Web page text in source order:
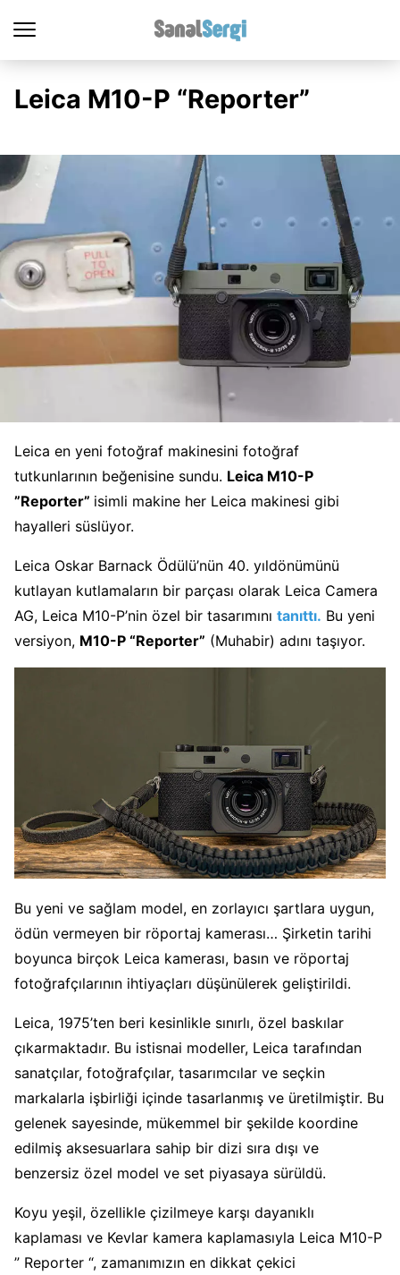
Leica M10-P “Reporter”
Leica en yeni fotoğraf makinesini fotoğraf
tutkunlarının beğenisine sundu. Leica M10-P
”Reporter” isimli makine her Leica makinesi gibi
hayalleri süslüyor.
Leica Oskar Barnack Ödülü’nün 40. yıldönümünü
kutlayan kutlamaların bir parçası olarak Leica Camera
AG, Leica M10-P’nin özel bir tasarımını tanıttı. Bu yeni
versiyon, M10-P “Reporter” (Muhabir) adını taşıyor.
Bu yeni ve sağlam model, en zorlayıcı şartlara uygun,
ödün vermeyen bir röportaj kamerası… Şirketin tarihi
boyunca birçok Leica kamerası, basın ve röportaj
fotoğrafçılarının ihtiyaçları düşünülerek geliştirildi.
Leica, 1975’ten beri kesinlikle sınırlı, özel baskılar
çıkarmaktadır. Bu istisnai modeller, Leica tarafından
sanatçılar, fotoğrafçılar, tasarımcılar ve seçkin
markalarla işbirliği içinde tasarlanmış ve üretilmiştir. Bu
gelenek sayesinde, mükemmel bir şekilde koordine
edilmiş aksesuarlara sahip bir dizi sıra dışı ve
benzersiz özel model ve set piyasaya sürüldü.
Koyu yeşil, özellikle çizilmeye karşı dayanıklı
kaplaması ve Kevlar kamera kaplamasıyla Leica M10-P
” Reporter “, zamanımızın en dikkat çekici